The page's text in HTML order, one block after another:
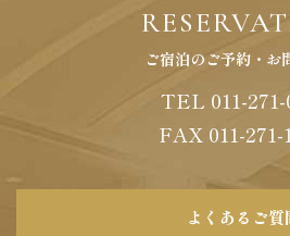
ご宿泊のご予約・お
TEL 011-271-
FAX 011-271-
よくあるご質